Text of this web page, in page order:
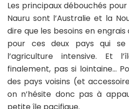
Les principaux débouchés
Nauru sont l’Australie et la
dire que les besoins en
pour ces deux pays qui
l’agriculture intensive. Et
finalement, pas si lointaine…
des pays voisins (et
on n’hésite donc pas à
petite île pacifique.